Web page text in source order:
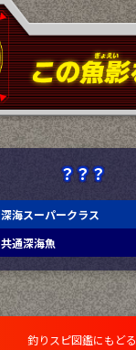
？？？
深海スーパークラス
共通深海魚
釣りスピ図鑑にもどる